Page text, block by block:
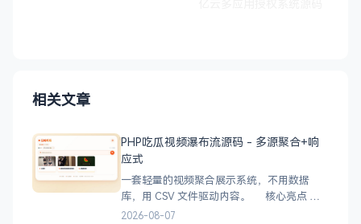
相关文章
PHP吃瓜视频瀑布流源码 - 多源聚合+响
应式
一套轻量的视频聚合展示系统，不用数据
库，用 CSV 文件驱动内容。 核心亮点
CSV 驱动：不用配数据库，编
2026-08-07